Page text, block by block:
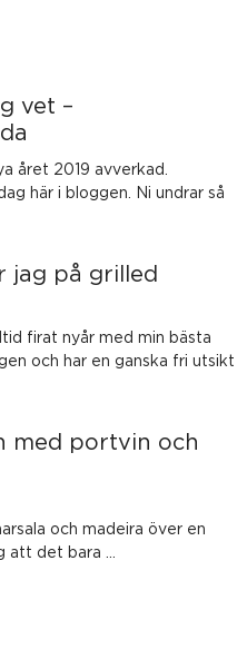
vet –
året 2019 avverkad.
här i bloggen. Ni undrar så
jag på grilled
firat nyår med min bästa
och har en ganska fri utsikt
med portvin och
och madeira över en
att det bara …